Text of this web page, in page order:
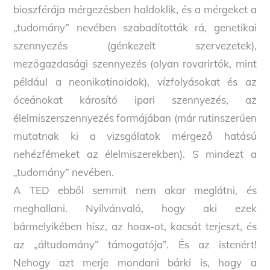
bioszférája mérgezésben haldoklik, és a mérgeket a
„tudomány” nevében szabadították rá, genetikai
szennyezés (génkezelt szervezetek),
mezőgazdasági szennyezés (olyan rovarirtók, mint
például a neonikotinoidok), vízfolyásokat és az
óceánokat károsító ipari szennyezés, az
élelmiszerszennyezés formájában (már rutinszerűen
mutatnak ki a vizsgálatok mérgező hatású
nehézfémeket az élelmiszerekben). S mindezt a
„tudomány” nevében.
A TED ebből semmit nem akar meglátni, és
meghallani. Nyilvánvaló, hogy aki ezek
bármelyikében hisz, az hoax-ot, kacsát terjeszt, és
az „áltudomány” támogatója”. És az istenért!
Nehogy azt merje mondani bárki is, hogy a